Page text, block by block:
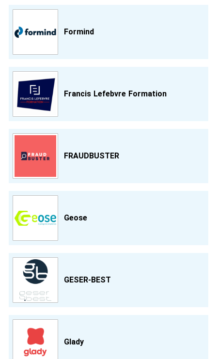
Formind
Francis Lefebvre Formation
FRAUDBUSTER
Geose
GESER-BEST
Glady